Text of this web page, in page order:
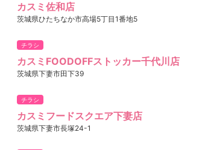
カスミ佐和店
茨城県ひたちなか市高場5丁目1番地5
チラシ
カスミFOODOFFストッカー千代川店
茨城県下妻市田下39
チラシ
カスミフードスクエア下妻店
茨城県下妻市長塚24-1